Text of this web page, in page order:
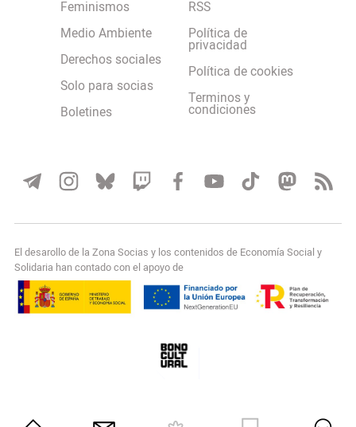
Feminismos
Medio Ambiente
Derechos sociales
Solo para socias
Boletines
RSS
Política de
privacidad
Política de cookies
Terminos y
condiciones
El desarollo de la Zona Socias y los contenidos de Economía Social y
Solidaria han contado con el apoyo de